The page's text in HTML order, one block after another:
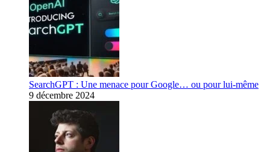
SearchGPT : Une menace pour Google… ou pour lui-même
9 décembre 2024